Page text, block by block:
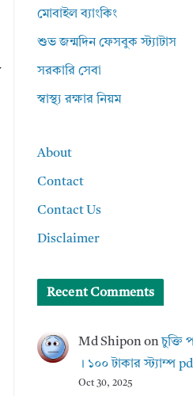
মোবাইল ব্যাংকিং
শুভ জন্মদিন ফেসবুক স্ট্যাটাস
সরকারি সেবা
স্বাস্থ্য রক্ষার নিয়ম
About
Contact
Contact Us
Disclaimer
Recent Comments
Md Shipononচুক্তি
। ১০০ টাকার স্ট্যাম্প
Oct 30, 2025